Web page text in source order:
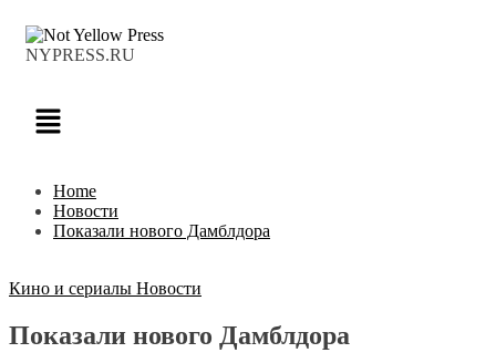
NYPRESS.RU
Home
Новости
Показали нового Дамблдора
Кино и сериалы Новости
Показали нового Дамблдора